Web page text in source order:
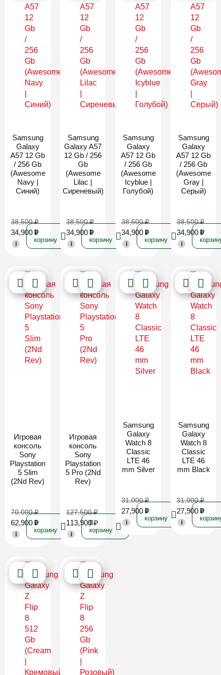
Samsung
Galaxy
A57 12 Gb
/ 256 Gb
(Awesome
Navy |
Синий)
38,500₽
34,900 ₽
i
В
корзину
Samsung
Galaxy A57
12 Gb / 256
Gb
(Awesome
Lilac |
Сиреневый)
38,500₽
34,900 ₽
i
В
корзину
Samsung
Galaxy
A57 12 Gb
/ 256 Gb
(Awesome
Icyblue |
Голубой)
38,500₽
34,900 ₽
i
В
корзину
Samsung
Galaxy
A57 12 Gb
/ 256 Gb
(Awesome
Gray |
Серый)
38,500₽
34,900 ₽
i
В
Игровая
консоль
Sony
Playstation
5 Slim
(2Nd Rev)
70,000₽
62,900 ₽
i
В
корзину
Игровая
консоль
Sony
Playstation
5 Pro (2Nd
Rev)
127,500₽
113,900₽
i
В
корзину
Samsung
Galaxy
Watch 8
Classic
LTE 46
mm Silver
31,000₽
27,900 ₽
i
В
корзину
Samsung
Galaxy
Watch 8
Classic
LTE 46
mm Black
31,000₽
27,900 ₽
i
В